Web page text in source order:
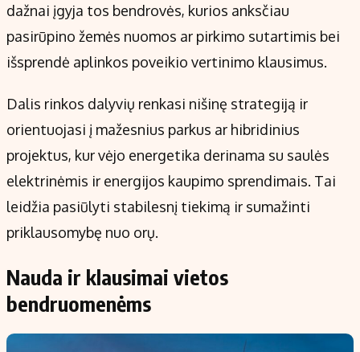
dažnai įgyja tos bendrovės, kurios anksčiau
pasirūpino žemės nuomos ar pirkimo sutartimis bei
išsprendė aplinkos poveikio vertinimo klausimus.
Dalis rinkos dalyvių renkasi nišinę strategiją ir
orientuojasi į mažesnius parkus ar hibridinius
projektus, kur vėjo energetika derinama su saulės
elektrinėmis ir energijos kaupimo sprendimais. Tai
leidžia pasiūlyti stabilesnį tiekimą ir sumažinti
priklausomybę nuo orų.
Nauda ir klausimai vietos
bendruomenėms